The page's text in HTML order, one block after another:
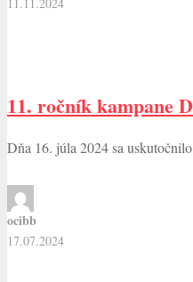
11. ročník kampane
Dňa 16. júla 2024 sa
ocibb
17.07.2024